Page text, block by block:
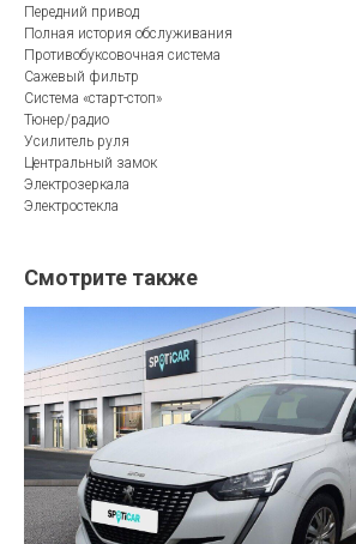
Передний привод
Полная история обслуживания
Противобуксовочная система
Сажевый фильтр
Система «старт-стоп»
Тюнер/радио
Усилитель руля
Центральный замок
Электрозеркала
Электростекла
Смотрите также